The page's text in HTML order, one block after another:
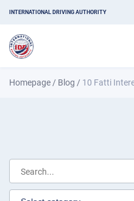
INTERNATIONAL DRIVING AUTHORITY
Homepage / Blog / 10 Fatti